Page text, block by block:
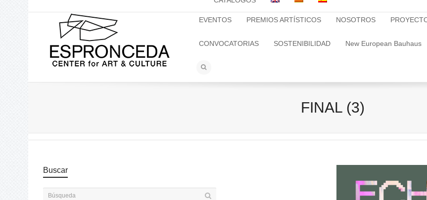
EVENTOS PREMIOS ARTÍSTICOS NOSOTROS
CONVOCATORIAS SOSTENIBILIDAD New European Bauhaus
FINAL (3)
Buscar